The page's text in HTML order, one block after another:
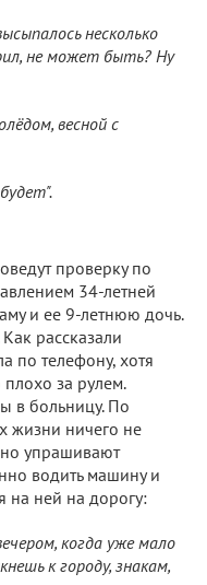
несколько
не может быть? Ну
весной с
проверку по
34-летней
и ее 9-летнюю дочь.
рассказали
по телефону, хотя
плохо за рулем.
в больницу. По
жизни ничего не
упрашивают
водить машину и
на ней на дорогу:
когда уже мало
к городу, знакам,